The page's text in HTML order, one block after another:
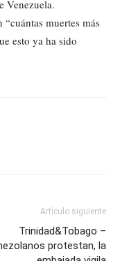
Venezuela.
muertes más
esto ya ha sido
Artículo siguiente
Trinidad&Tobago –
protestan, la